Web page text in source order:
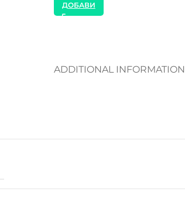
ДОБАВИ
ADDITIONAL INFORMATION